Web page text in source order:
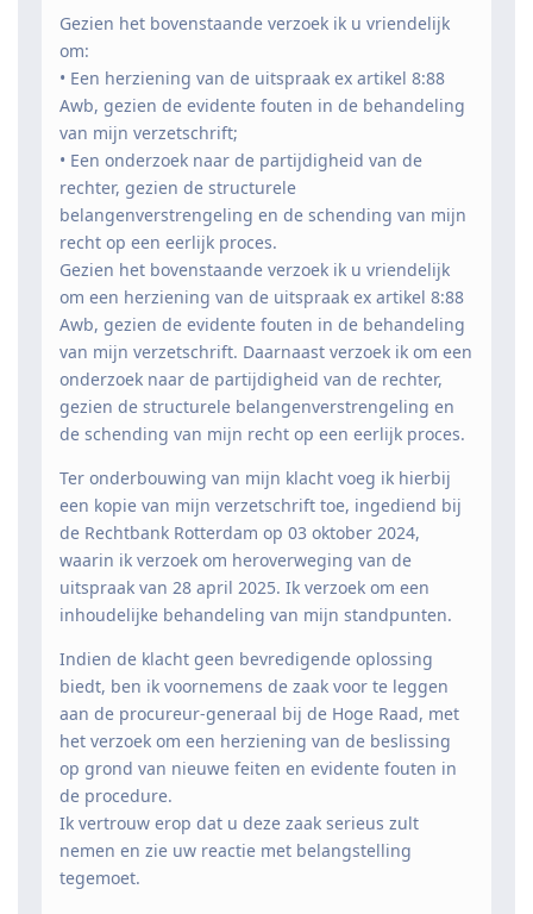
Gezien het bovenstaande verzoek ik u vriendelijk
om:
• Een herziening van de uitspraak ex artikel 8:88
Awb, gezien de evidente fouten in de behandeling
van mijn verzetschrift;
• Een onderzoek naar de partijdigheid van de
rechter, gezien de structurele
belangenverstrengeling en de schending van mijn
recht op een eerlijk proces.
Gezien het bovenstaande verzoek ik u vriendelijk
om een herziening van de uitspraak ex artikel 8:88
Awb, gezien de evidente fouten in de behandeling
van mijn verzetschrift. Daarnaast verzoek ik om een
onderzoek naar de partijdigheid van de rechter,
gezien de structurele belangenverstrengeling en
de schending van mijn recht op een eerlijk proces.
Ter onderbouwing van mijn klacht voeg ik hierbij
een kopie van mijn verzetschrift toe, ingediend bij
de Rechtbank Rotterdam op 03 oktober 2024,
waarin ik verzoek om heroverweging van de
uitspraak van 28 april 2025. Ik verzoek om een
inhoudelijke behandeling van mijn standpunten.
Indien de klacht geen bevredigende oplossing
biedt, ben ik voornemens de zaak voor te leggen
aan de procureur-generaal bij de Hoge Raad, met
het verzoek om een herziening van de beslissing
op grond van nieuwe feiten en evidente fouten in
de procedure.
Ik vertrouw erop dat u deze zaak serieus zult
nemen en zie uw reactie met belangstelling
tegemoet.